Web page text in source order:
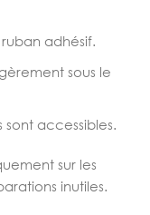
adhésif.
sous le
sont accessibles.
sur les
inutiles.